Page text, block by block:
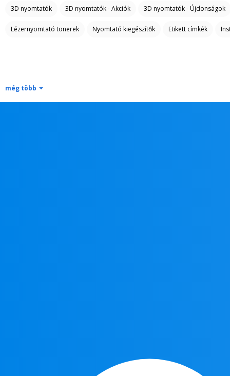
3D nyomtatók 3D nyomtatók - Akciók 3D nyomtatók - Újdonságok
Lézernyomtató tonerek Nyomtató kiegészítők Etikett címkék
még több